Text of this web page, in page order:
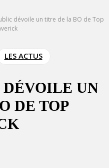
dévoile un titre de la BO de Top
LES ACTUS
UN
DE TOP